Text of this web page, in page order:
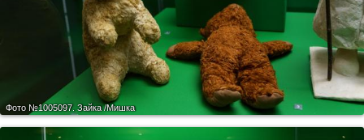
Фото №1005097. Зайка /Мишка